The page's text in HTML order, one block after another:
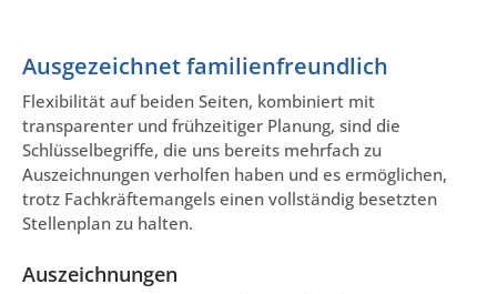
Ausgezeichnet familienfreundlich
Flexibilität auf beiden Seiten, kombiniert mit
transparenter und frühzeitiger Planung, sind die
Schlüsselbegriffe, die uns bereits mehrfach zu
Auszeichnungen verholfen haben und es ermöglichen,
trotz Fachkräftemangels einen vollständig besetzten
Stellenplan zu halten.
Auszeichnungen